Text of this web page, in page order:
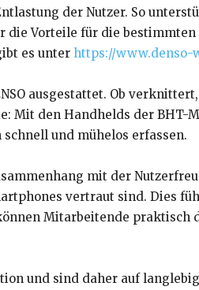
der Nutzer. So
Vorteile für die
es unter https://www.denso-
ausgestattet. Ob
den Handhelds der BHT-
und mühelos erfassen.
mit der
vertraut sind. Dies
Mitarbeitende praktisch
und sind daher auf